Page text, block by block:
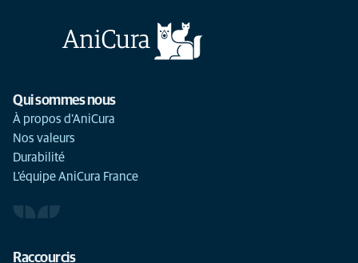
Qui sommes nous
À propos d'AniCura
Nos valeurs
Durabilité
L'équipe AniCura France
Raccourcis